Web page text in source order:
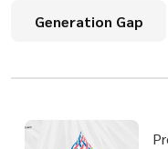
Generation Gap